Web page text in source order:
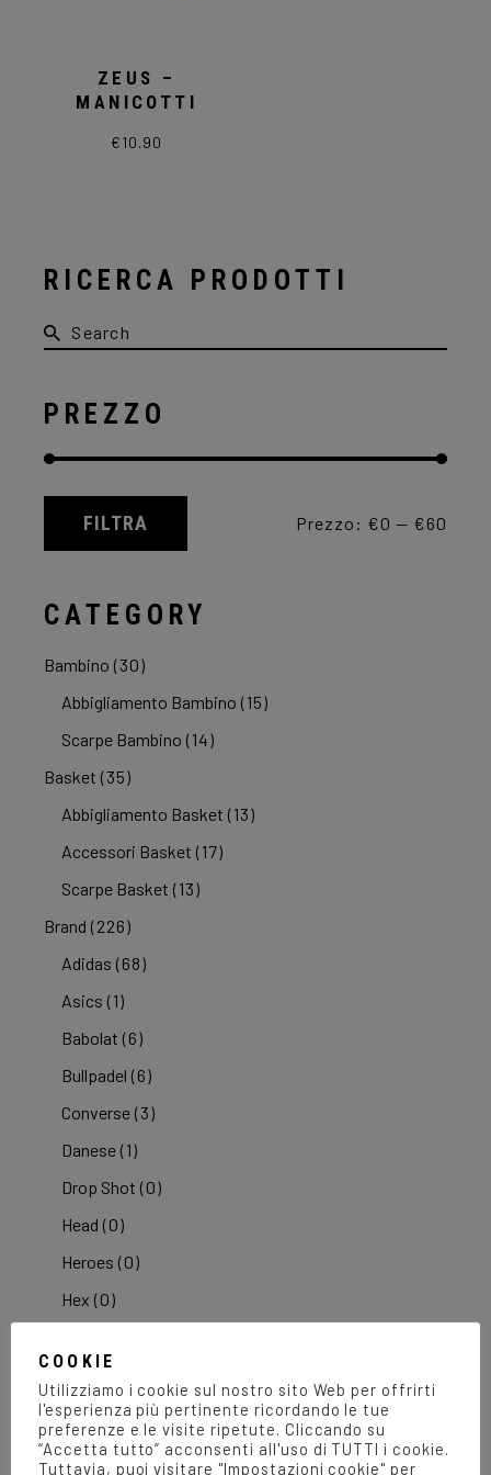
ZEUS –
MANICOTTI
€10.90
Questo
possono
essere
pagina
RICERCA PRODOTTI
Search
for:
PREZZO
Prezzo
Min
Prezzo
Max
FILTRA Prezzo: €0 — €60
CATEGORY
Bambino (30)
Abbigliamento Bambino (15)
Scarpe Bambino (14)
Basket (35)
Abbigliamento Basket (13)
Accessori Basket (17)
Scarpe Basket (13)
Brand (226)
Adidas (68)
Asics (1)
Babolat (6)
Bullpadel (6)
Converse (3)
Danese (1)
Drop Shot (0)
Head (0)
Heroes (0)
Hex (0)
Lab84
Lotto (9)
McDavid (3)
COOKIE
Utilizziamo i cookie sul nostro sito Web per offrirti
l'esperienza più pertinente ricordando le tue
preferenze e le visite ripetute. Cliccando su
“Accetta tutto” acconsenti all'uso di TUTTI i cookie.
Tuttavia, puoi visitare "Impostazioni cookie" per